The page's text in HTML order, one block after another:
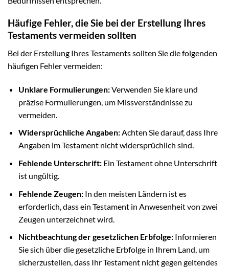
Häufige Fehler, die Sie bei der Erstellung Ihres
Testaments vermeiden sollten
Bei der Erstellung Ihres Testaments sollten Sie die folgenden
häufigen Fehler vermeiden:
Unklare Formulierungen:Verwenden Sie klare und
präzise Formulierungen, um Missverständnisse zu
vermeiden.
Widersprüchliche Angaben:Achten Sie darauf, dass Ihre
Angaben im Testament nicht widersprüchlich sind.
Fehlende Unterschrift:Ein Testament ohne Unterschrift
ist ungültig.
Fehlende Zeugen:In den meisten Ländern ist es
erforderlich, dass ein Testament in Anwesenheit von zwei
Zeugen unterzeichnet wird.
Nichtbeachtung der gesetzlichen Erbfolge:Informieren
Sie sich über die gesetzliche Erbfolge in Ihrem Land, um
sicherzustellen, dass Ihr Testament nicht gegen geltendes